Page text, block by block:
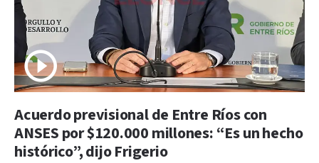
Acuerdo previsional de Entre Ríos con
ANSES por $120.000 millones: “Es un hecho
histórico”, dijo Frigerio